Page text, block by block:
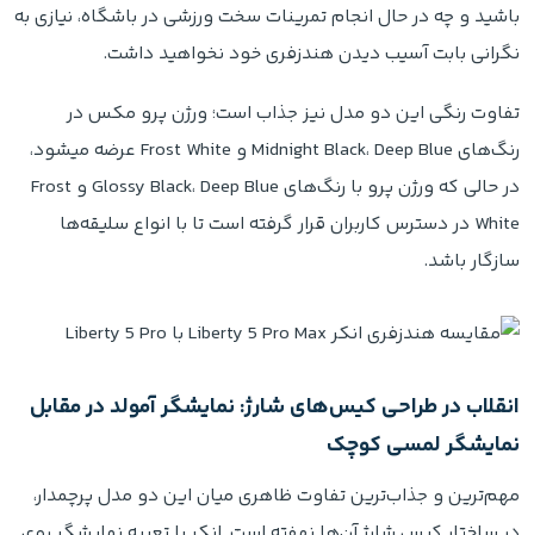
باشید و چه در حال انجام تمرینات سخت ورزشی در باشگاه، نیازی به
نگرانی بابت آسیب دیدن هندزفری خود نخواهید داشت.
تفاوت رنگی این دو مدل نیز جذاب است؛ ورژن پرو مکس در
رنگ‌های Midnight Black، Deep Blue و Frost White عرضه میشود،
در حالی که ورژن پرو با رنگ‌های Glossy Black، Deep Blue و Frost
White در دسترس کاربران قرار گرفته است تا با انواع سلیقه‌ها
سازگار باشد.
انقلاب در طراحی کیس‌های شارژ: نمایشگر آمولد در مقابل
نمایشگر لمسی کوچک
مهم‌ترین و جذاب‌ترین تفاوت ظاهری میان این دو مدل پرچمدار،